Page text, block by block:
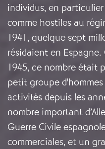
individus, en particulier
comme hostiles au
1941, quelque sept
résidaient en
1945, ce nombre était
petit groupe
activités depuis les
nombre important
Guerre Civile
commerciales, et un